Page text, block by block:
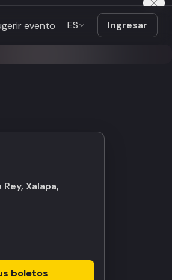
evento ES Ingresar
Xalapa,
boletos